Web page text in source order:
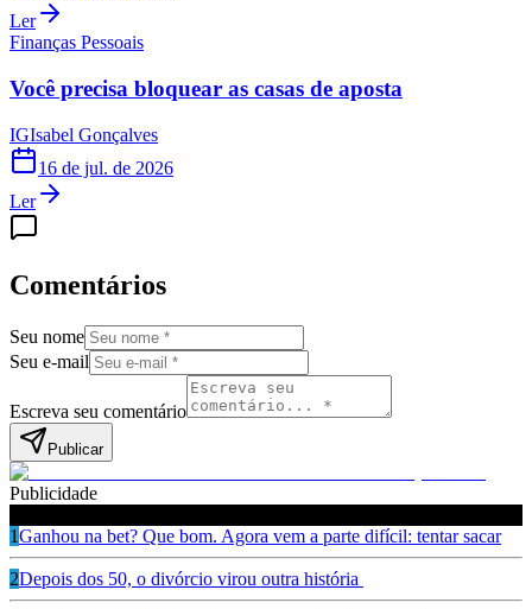
Ler
Finanças Pessoais
Você precisa bloquear as casas de aposta
IGIsabel Gonçalves
16 de jul. de 2026
Ler
Comentários
Seu nome
Seu e-mail
Escreva seu comentário
Publicar
Publicidade
1Ganhou na bet? Que bom. Agora vem a parte difícil: tentar sacar
2Depois dos 50, o divórcio virou outra história